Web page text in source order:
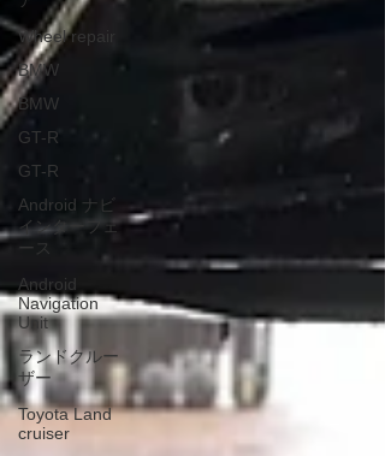
Wheel repair
BMW
BMW
GT-R
GT-R
Android ナビ
インターフェ
ース
Android
Navigation
Unit
ランドクルー
ザー
Toyota Land
cruiser